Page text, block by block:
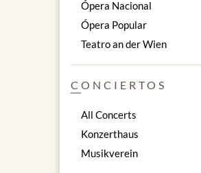
Ópera Nacional
Ópera Popular
Teatro an der Wien
CONCIERTOS
All Concerts
Konzerthaus
Musikverein